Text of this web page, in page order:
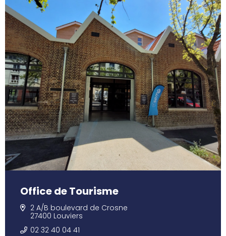
Office de Tourisme
2 A/B boulevard de Crosne
27400 Louviers
02 32 40 04 41